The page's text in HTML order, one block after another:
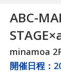
ABC-
minamoa
開催日程：